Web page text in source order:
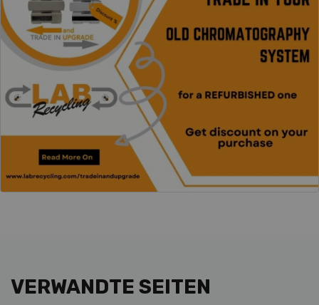
VERWANDTE SEITEN
VERKAUFE
alten